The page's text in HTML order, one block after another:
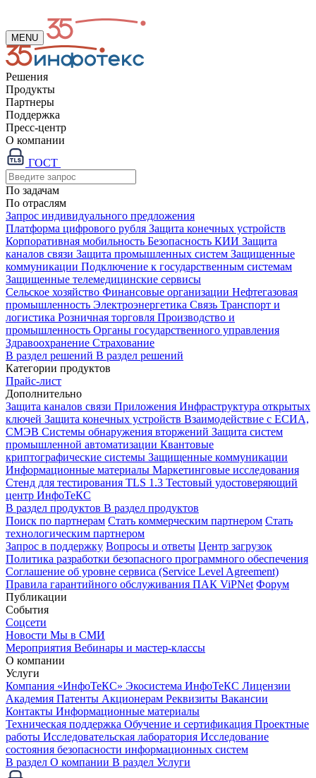
MENU
Решения
Продукты
Партнеры
Поддержка
Пресс-центр
О компании
ГОСТ
По задачам
По отраслям
Запрос индивидуального предложения
Платформа цифрового рубля Защита конечных устройств
Корпоративная мобильность Безопасность КИИ Защита
каналов связи Защита промышленных систем Защищенные
коммуникации Подключение к государственным системам
Защищенные телемедицинские сервисы
Сельское хозяйство Финансовые организации Нефтегазовая
промышленность Электроэнергетика Связь Транспорт и
логистика Розничная торговля Производство и
промышленность Органы государственного управления
Здравоохранение Страхование
В раздел решений В раздел решений
Категории продуктов
Прайс-лист
Дополнительно
Защита каналов связи Приложения Инфраструктура открытых
ключей Защита конечных устройств Взаимодействие с ЕСИА,
СМЭВ Системы обнаружения вторжений Защита систем
промышленной автоматизации Квантовые
криптографические системы Защищенные коммуникации
Информационные материалы Маркетинговые исследования
Стенд для тестирования TLS 1.3 Тестовый удостоверяющий
центр ИнфоТеКС
В раздел продуктов В раздел продуктов
Поиск по партнерам Стать коммерческим партнером Стать
технологическим партнером
Запрос в поддержку Вопросы и ответы Центр загрузок
Политика разработки безопасного программного обеспечения
Соглашение об уровне сервиса (Service Level Agreement)
Правила гарантийного обслуживания ПАК ViPNet Форум
Публикации
События
Соцсети
Новости Мы в СМИ
Мероприятия Вебинары и мастер-классы
О компании
Услуги
Компания «ИнфоТеКС» Экосистема ИнфоТеКС Лицензии
Академия Патенты Акционерам Реквизиты Вакансии
Контакты Информационные материалы
Техническая поддержка Обучение и сертификация Проектные
работы Исследовательская лаборатория Исследование
состояния безопасности информационных систем
В раздел О компании В раздел Услуги